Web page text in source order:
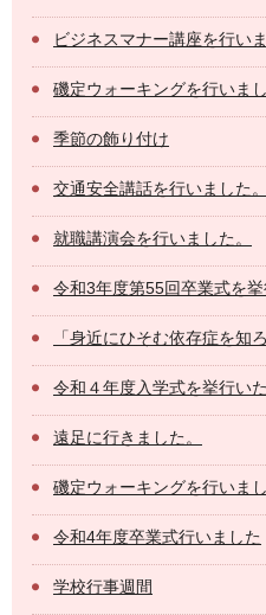
ビジネスマナー講座を行いま
磯定ウォーキングを行いまし
季節の飾り付け
交通安全講話を行いました。
就職講演会を行いました。
令和3年度第55回卒業式を挙
「身近にひそむ依存症を知
令和４年度入学式を挙行い
遠足に行きました。
磯定ウォーキングを行いまし
令和4年度卒業式行いました
学校行事週間